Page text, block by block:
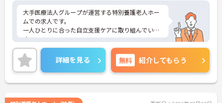
大手医療法人グループが運営する特別養護老人ホー
ムでの求人です。
一人ひとりに合った自立支援ケアに取り組んでいま
す。
母体の安定感からお休みを取得しやすく、有給休暇
の消化率も高いのでプライベートの時間も大切にし
て頂きながら業務にあたることができます。ご興味
のある方はお気軽にお問い合わせ下さいませ。
詳細を見る 無料 紹介してもらう